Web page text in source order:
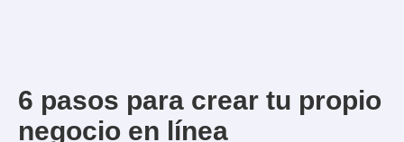
6 pasos para crear tu propio
negocio en línea